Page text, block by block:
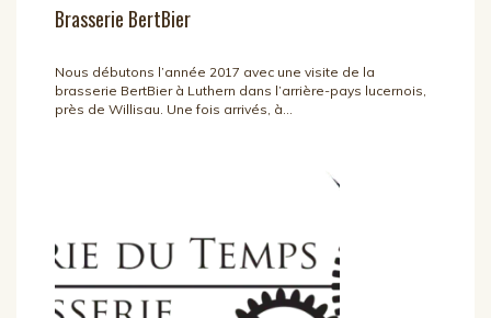
Brasserie BertBier
Nous débutons l’année 2017 avec une visite de la
brasserie BertBier à Luthern dans l’arrière-pays lucernois,
près de Willisau. Une fois arrivés, à...